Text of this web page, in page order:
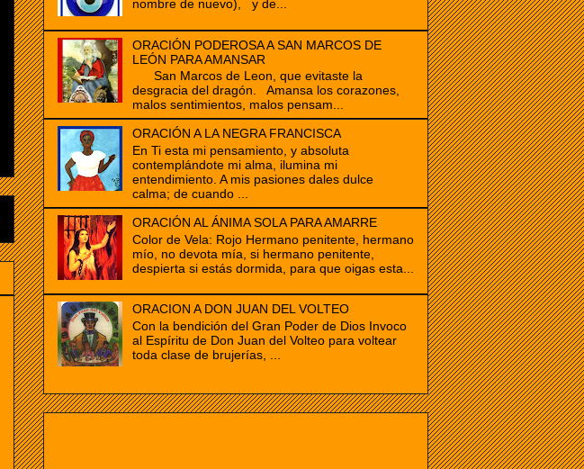
nombre de nuevo), y de...
ORACIÓN PODEROSA A SAN MARCOS DE
LEÓN PARA AMANSAR
San Marcos de Leon, que evitaste la
desgracia del dragón. Amansa los corazones,
malos sentimientos, malos pensam...
ORACIÓN A LA NEGRA FRANCISCA
En Ti esta mi pensamiento, y absoluta
contemplándote mi alma, ilumina mi
entendimiento. A mis pasiones dales dulce
calma; de cuando ...
ORACIÓN AL ÁNIMA SOLA PARA AMARRE
Color de Vela: Rojo Hermano penitente, hermano
mío, no devota mía, si hermano penitente,
despierta si estás dormida, para que oigas esta...
ORACION A DON JUAN DEL VOLTEO
Con la bendición del Gran Poder de Dios Invoco
al Espíritu de Don Juan del Volteo para voltear
toda clase de brujerías, ...